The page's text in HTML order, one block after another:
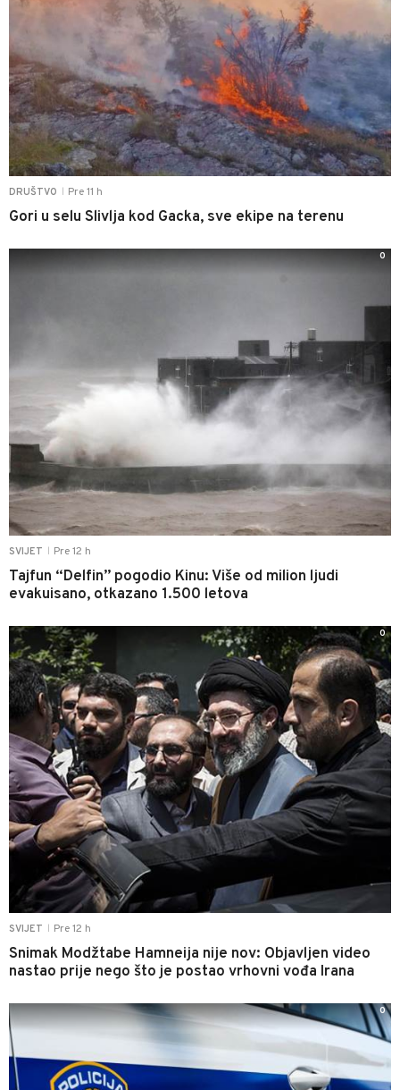
DRUŠTVO Pre 11 h
Gori u selu Slivlja kod Gacka, sve ekipe na terenu
SVIJET Pre 12 h
Tajfun “Delfin” pogodio Kinu: Više od milion ljudi
evakuisano, otkazano 1.500 letova
0
SVIJET Pre 12 h
Snimak Modžtabe Hamneija nije nov: Objavljen video
nastao prije nego što je postao vrhovni vođa Irana
0
0